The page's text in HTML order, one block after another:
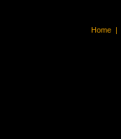
Home |